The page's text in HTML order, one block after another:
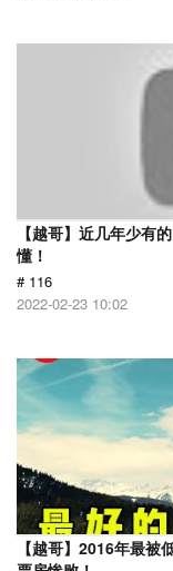
【越哥】近几年少有
懂！
# 116
2022-02-23 10:02
【越哥】2016年最